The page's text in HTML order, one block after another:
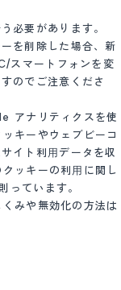
必要があります。
を削除した場合、新
スマートフォンを変
のでご注意くださ
アナリティクスを使
キーやウェブビーコ
イト利⽤データを収
ッキーの利⽤に関し
っています。
みや無効化の方法は